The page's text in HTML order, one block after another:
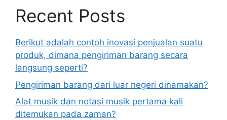
Recent Posts
Berikut adalah contoh inovasi penjualan suatu
produk, dimana pengiriman barang secara
langsung seperti?
Pengiriman barang dari luar negeri dinamakan?
Alat musik dan notasi musik pertama kali
ditemukan pada zaman?